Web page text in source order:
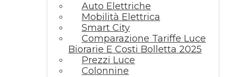
Auto Elettriche
Mobilità Elettrica
Smart City
Comparazione Tariffe Luce
Biorarie E Costi Bolletta 2025
Prezzi Luce
Colonnine